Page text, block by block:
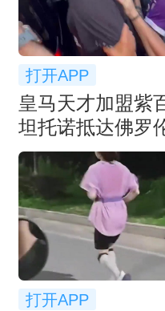
打开APP
皇马天才加盟紫
坦托诺抵达佛罗
球迷狂热追捧
打开APP